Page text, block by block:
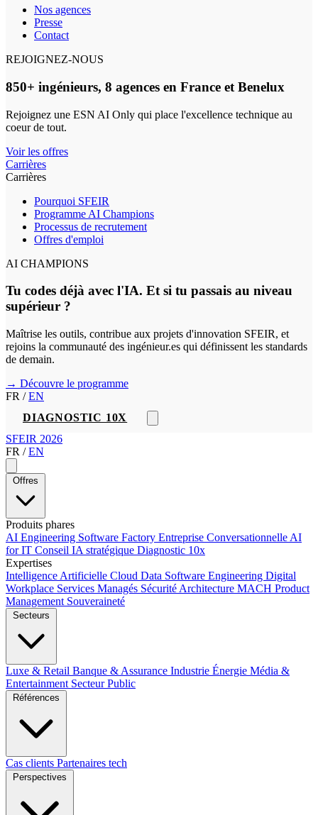
Nos agences
Presse
Contact
REJOIGNEZ-NOUS
850+ ingénieurs, 8 agences en France et Benelux
Rejoignez une ESN AI Only qui place l'excellence technique au
coeur de tout.
Voir les offres
Carrières
Carrières
Pourquoi SFEIR
Programme AI Champions
Processus de recrutement
Offres d'emploi
AI CHAMPIONS
Tu codes déjà avec l'IA. Et si tu passais au niveau
supérieur ?
Maîtrise les outils, contribue aux projets d'innovation SFEIR, et
rejoins la communauté des ingénieur.es qui définissent les standards
de demain.
→ Découvre le programme
FR / EN
DIAGNOSTIC 10X
SFEIR 2026
FR / EN
Offres
Produits phares
AI Engineering Software Factory Entreprise Conversationnelle AI
for IT Conseil IA stratégique Diagnostic 10x
Expertises
Intelligence Artificielle Cloud Data Software Engineering Digital
Workplace Services Managés Sécurité Architecture MACH Product
Management Souveraineté
Secteurs
Luxe & Retail Banque & Assurance Industrie Énergie Média &
Entertainment Secteur Public
Références
Cas clients Partenaires tech
Perspectives